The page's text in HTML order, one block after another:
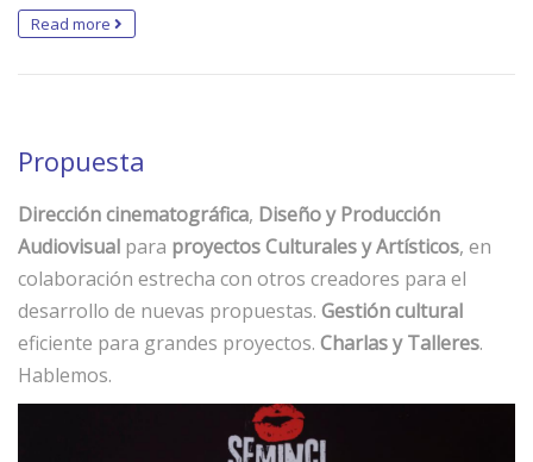
Read more
Propuesta
Dirección cinematográfica, Diseño y Producción
Audiovisual para proyectos Culturales y Artísticos, en
colaboración estrecha con otros creadores para el
desarrollo de nuevas propuestas. Gestión cultural
eficiente para grandes proyectos. Charlas y Talleres.
Hablemos.